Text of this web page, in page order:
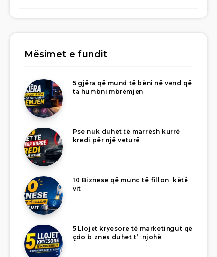
Mësimet e fundit
5 gjëra që mund të bëni në vend që
ta humbni mbrëmjen
Pse nuk duhet të marrësh kurrë
kredi për një veturë
10 Biznese që mund të filloni këtë
vit
5 Llojet kryesore të marketingut që
çdo biznes duhet t’i njohë